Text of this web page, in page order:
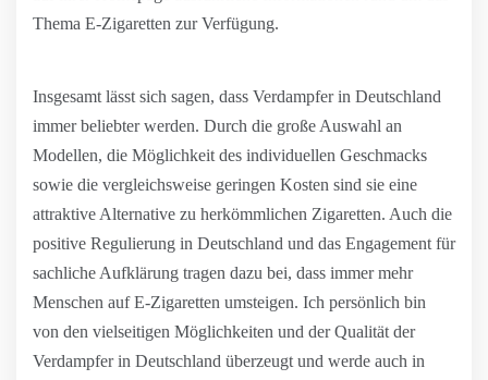
Thema E-Zigaretten zur Verfügung.
Insgesamt lässt sich sagen, dass Verdampfer in Deutschland
immer beliebter werden. Durch die große Auswahl an
Modellen, die Möglichkeit des individuellen Geschmacks
sowie die vergleichsweise geringen Kosten sind sie eine
attraktive Alternative zu herkömmlichen Zigaretten. Auch die
positive Regulierung in Deutschland und das Engagement für
sachliche Aufklärung tragen dazu bei, dass immer mehr
Menschen auf E-Zigaretten umsteigen. Ich persönlich bin
von den vielseitigen Möglichkeiten und der Qualität der
Verdampfer in Deutschland überzeugt und werde auch in